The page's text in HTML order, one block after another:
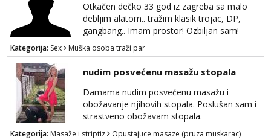
Otkačen dečko 33 god iz zagreba sa malo
debljim alatom.. tražim klasik trojac, DP,
gangbang.. Imam prostor! Ozbiljan sam!
Kondomi i higijena od mene zajamceni :)
Može i normalna dama/cura koja voli
swingati! :) 0924510862
Kategorija: Sex Muška osoba traži par
nudim posvećenu masažu stopala
Damama nudim posvećenu masažu i
obožavanje njihovih stopala. Poslušan sam i
strastveno obožavam stopala.
Kategorija: Masaže i striptiz Opustajuce masaze (pruza muskarac)